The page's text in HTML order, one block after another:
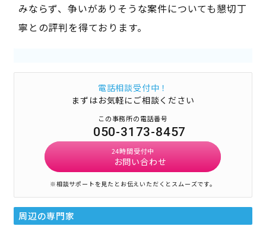
みならず、争いがありそうな案件についても懇切丁
寧との評判を得ております。
電話相談受付中！
まずはお気軽にご相談ください
この事務所の電話番号
050-3173-8457
24時間受付中
お問い合わせ
※相談サポートを見たとお伝えいただくとスムーズです。
周辺の専門家